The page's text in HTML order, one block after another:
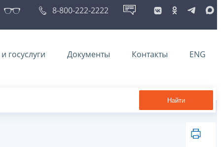
8-800-222-2222
госуслуги Документы Контакты ENG
Найти